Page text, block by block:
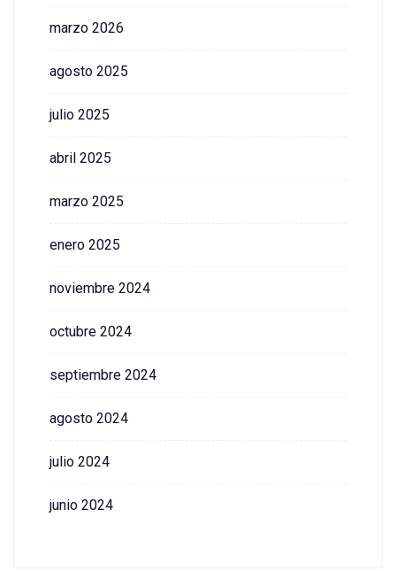
marzo 2026
agosto 2025
julio 2025
abril 2025
marzo 2025
enero 2025
noviembre 2024
octubre 2024
septiembre 2024
agosto 2024
julio 2024
junio 2024